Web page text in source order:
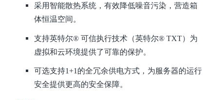
采用智能散热系统，有效降低噪音污染，营造箱
体恒温空间。
支持英特尔® 可信执行技术（英特尔® TXT）为
虚拟和云环境提供了可靠的保护。
可选支持1+1的全冗余供电方式，为服务器的运行
安全提供更高的安全保障。